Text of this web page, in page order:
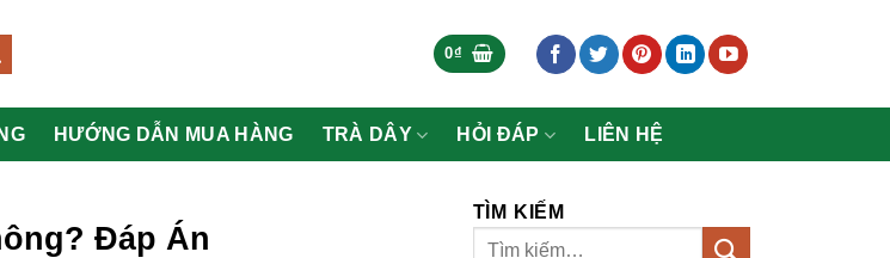
0₫
HƯỚNG DẪN MUA HÀNG TRÀ DÂY HỎI ĐÁP LIÊN HỆ
Đáp Án
TÌM KIẾM